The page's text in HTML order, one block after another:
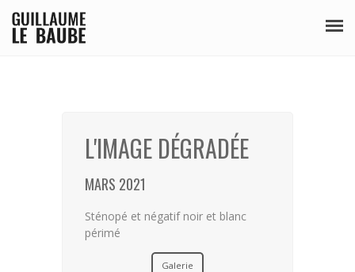
BIO
L'IMAGE DÉGRADÉE
MARS 2021
Sténopé et négatif noir et blanc
périmé
Galerie